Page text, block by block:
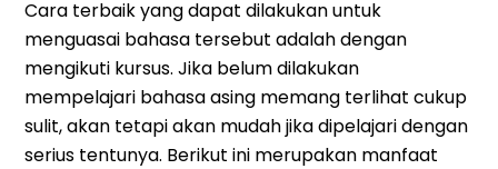
Cara terbaik yang dapat dilakukan untuk
menguasai bahasa tersebut adalah dengan
mengikuti kursus. Jika belum dilakukan
mempelajari bahasa asing memang terlihat cukup
sulit, akan tetapi akan mudah jika dipelajari dengan
serius tentunya. Berikut ini merupakan manfaat